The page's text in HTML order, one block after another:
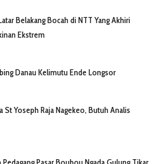
Belakang Bocah di NTT Yang Akhiri
Ekstrem
Danau Kelimutu Ende Longsor
St Yoseph Raja Nagekeo, Butuh Analis